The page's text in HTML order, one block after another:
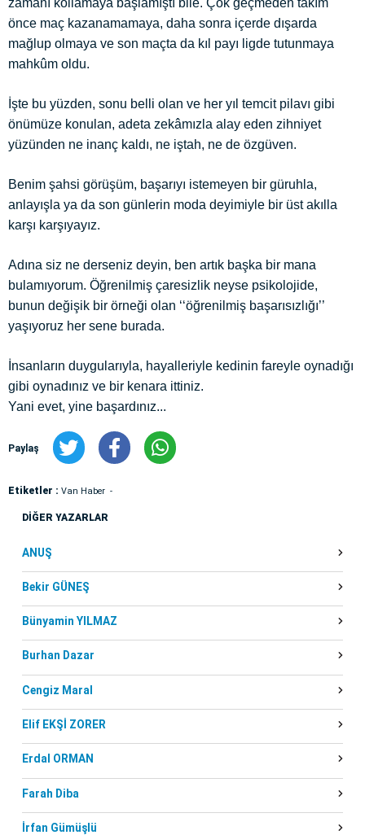
zamanı kollamaya başlamıştı bile. Çok geçmeden takım
önce maç kazanamamaya, daha sonra içerde dışarda
mağlup olmaya ve son maçta da kıl payı ligde tutunmaya
mahkûm oldu.
İşte bu yüzden, sonu belli olan ve her yıl temcit pilavı gibi
önümüze konulan, adeta zekâmızla alay eden zihniyet
yüzünden ne inanç kaldı, ne iştah, ne de özgüven.
Benim şahsi görüşüm, başarıyı istemeyen bir güruhla,
anlayışla ya da son günlerin moda deyimiyle bir üst akılla
karşı karşıyayız.
Adına siz ne derseniz deyin, ben artık başka bir mana
bulamıyorum. Öğrenilmiş çaresizlik neyse psikolojide,
bunun değişik bir örneği olan ‘‘öğrenilmiş başarısızlığı’’
yaşıyoruz her sene burada.
İnsanların duygularıyla, hayalleriyle kedinin fareyle oynadığı
gibi oynadınız ve bir kenara ittiniz.
Yani evet, yine başardınız...
Paylaş
Etiketler : Van Haber
DİĞER YAZARLAR
ANUŞ
Bekir GÜNEŞ
Bünyamin YILMAZ
Burhan Dazar
Cengiz Maral
Elif EKŞİ ZORER
Erdal ORMAN
Farah Diba
İrfan Gümüşlü